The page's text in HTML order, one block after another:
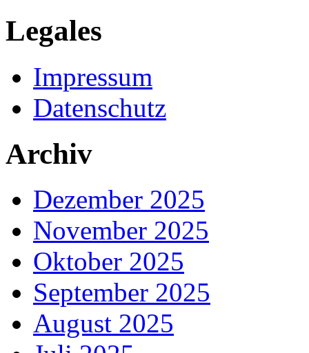
Legales
Impressum
Datenschutz
Archiv
Dezember 2025
November 2025
Oktober 2025
September 2025
August 2025